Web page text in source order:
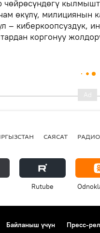
чөйрөсүндөгү
өкүлү, милициянын
– киберкоопсуздук,
коргонуу
САЯСАТ РАДИО
Rutube
Байланыш үчүн Пресс-